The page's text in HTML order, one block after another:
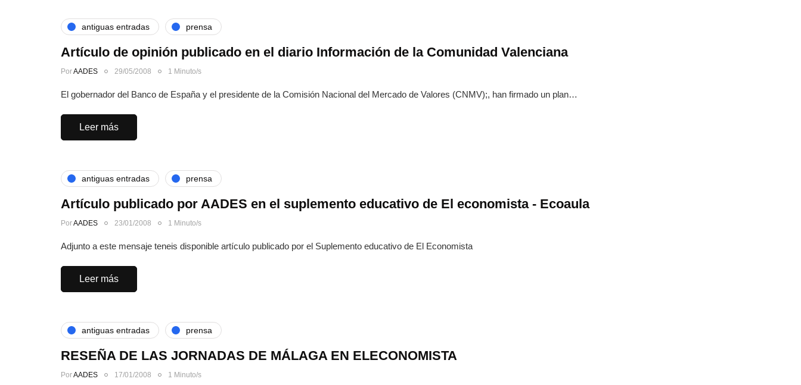
antiguas entradas prensa
Artículo de opinión publicado en el diario Información de la Comunidad Valenciana
PorAADES 29/05/2008 1 Minuto/s
El gobernador del Banco de España y el presidente de la Comisión Nacional del Mercado de Valores (CNMV);, han firmado un plan…
Leer más
antiguas entradas prensa
Artículo publicado por AADES en el suplemento educativo de El economista - Ecoaula
PorAADES 23/01/2008 1 Minuto/s
Adjunto a este mensaje teneis disponible artículo publicado por el Suplemento educativo de El Economista
Leer más
antiguas entradas prensa
RESEÑA DE LAS JORNADAS DE MÁLAGA EN ELECONOMISTA
PorAADES 17/01/2008 1 Minuto/s